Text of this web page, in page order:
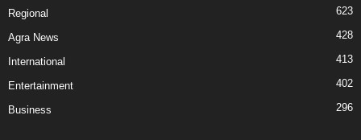
Regional 623
Agra News 428
International 413
Entertainment 402
Business 296